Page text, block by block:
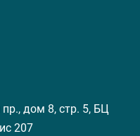
дом 8, стр. 5, БЦ
207